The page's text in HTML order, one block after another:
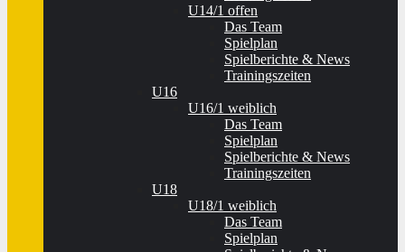
U14/1 offen
Das Team
Spielplan
Spielberichte & News
Trainingszeiten
U16
U16/1 weiblich
Das Team
Spielplan
Spielberichte & News
Trainingszeiten
U18
U18/1 weiblich
Das Team
Spielplan